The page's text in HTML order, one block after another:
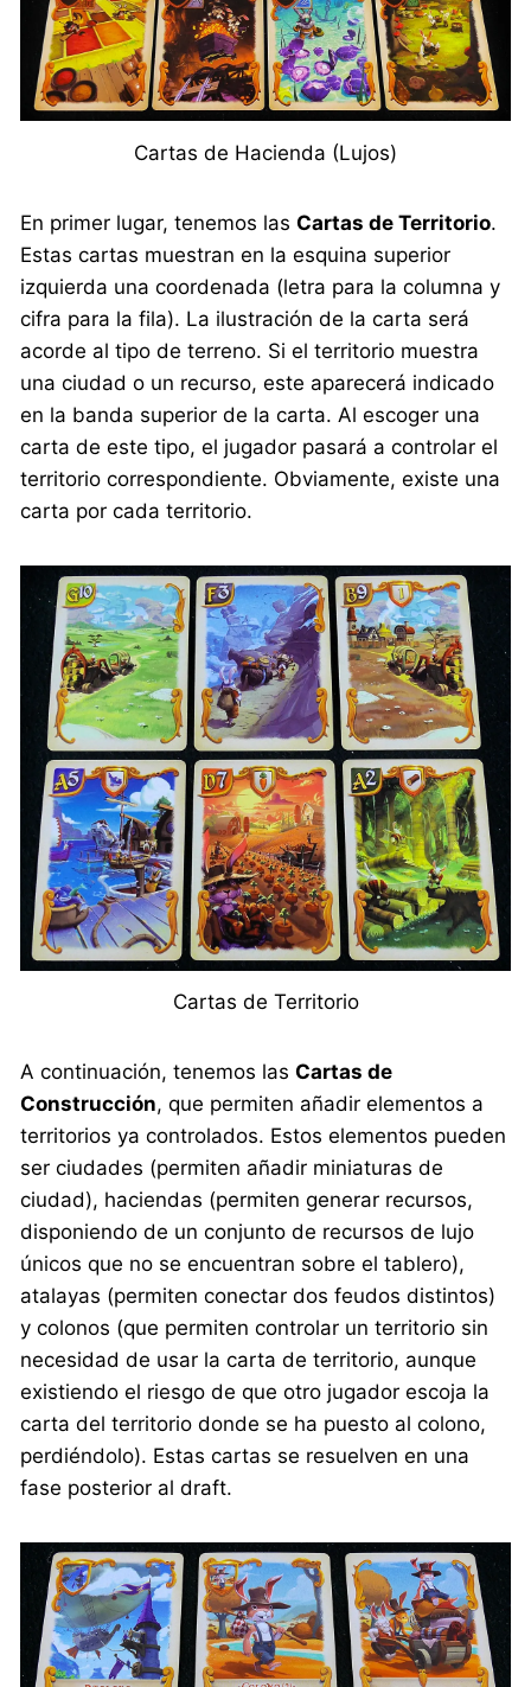
Cartas de Hacienda (Lujos)
En primer lugar, tenemos lasCartas de Territorio.
Estas cartas muestran en la esquina superior
izquierda una coordenada (letra para la columna y
cifra para la fila). La ilustración de la carta será
acorde al tipo de terreno. Si el territorio muestra
una ciudad o un recurso, este aparecerá indicado
en la banda superior de la carta. Al escoger una
carta de este tipo, el jugador pasará a controlar el
territorio correspondiente. Obviamente, existe una
carta por cada territorio.
Cartas de Territorio
A continuación, tenemos lasCartas de
Construcción, que permiten añadir elementos a
territorios ya controlados. Estos elementos pueden
ser ciudades (permiten añadir miniaturas de
ciudad), haciendas (permiten generar recursos,
disponiendo de un conjunto de recursos de lujo
únicos que no se encuentran sobre el tablero),
atalayas (permiten conectar dos feudos distintos)
y colonos (que permiten controlar un territorio sin
necesidad de usar la carta de territorio, aunque
existiendo el riesgo de que otro jugador escoja la
carta del territorio donde se ha puesto al colono,
perdiéndolo). Estas cartas se resuelven en una
fase posterior al draft.